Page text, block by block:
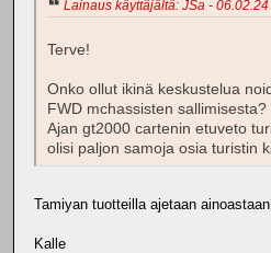
Lainaus käyttäjältä: JSa -
Terve!
Onko ollut ikinä keskustelua
FWD mchassisten sallimisesta?
Ajan gt2000 cartenin etuveto
olisi paljon samoja osia turistin
Tamiyan tuotteilla ajetaan ainoastaan
Kalle